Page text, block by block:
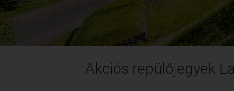
Akciós repülőjegyek